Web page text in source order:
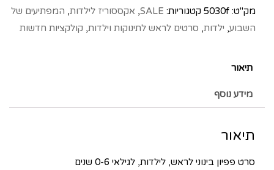
מק"ט: 5030f קטגוריות: SALE
, אקססוריז לילדות, המפתיעים של
השבוע, ילדות, סרטים לראש לתינוקות וילדות, קולקציות חדשות
תיאור
מידע נוסף
תיאור
סרט פפיון בינוני לראש, לילדות, לגילאי 0-6 שנים